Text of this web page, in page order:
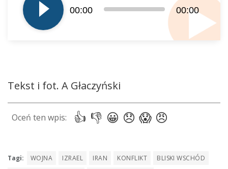
dźwiękowych
00:00 00:00
Tekst i fot. A Głaczyński
Tagi: WOJNA IZRAEL IRAN KONFLIKT
BLISKI WSCHÓD